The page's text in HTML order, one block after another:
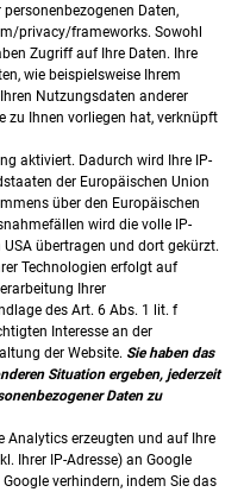
Daten,
privacy/frameworks. Sowohl
Zugriff auf Ihre Daten. Ihre
wie beispielsweise Ihrem
Nutzungsdaten anderer
zu Ihnen vorliegen hat, verknüpft
aktiviert. Dadurch wird Ihre IP-
der Europäischen Union
über den Europäischen
wird die volle IP-
übertragen und dort gekürzt.
Technologien erfolgt auf
Ihrer
des Art. 6 Abs. 1 lit. f
Interesse an der
der Website. Sie haben das
Situation ergeben, jederzeit
Daten zu
Analytics erzeugten und auf Ihre
Ihrer IP-Adresse) an Google
verhindern, indem Sie das